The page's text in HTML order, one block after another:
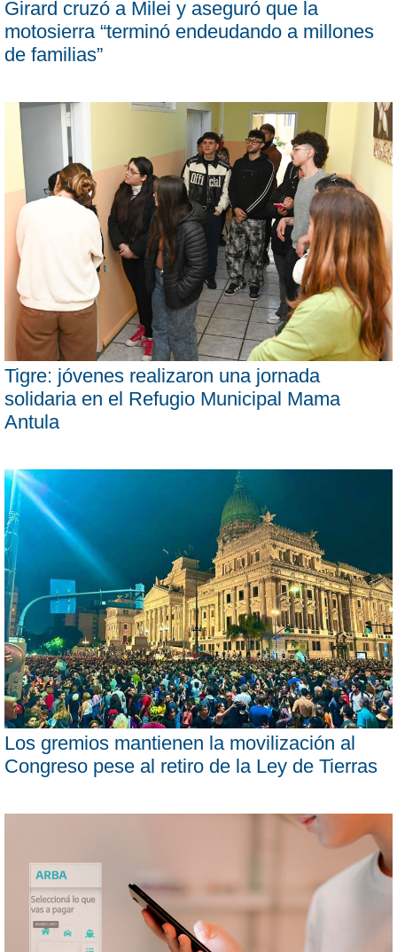
Girard cruzó a Milei y aseguró que la
motosierra “terminó endeudando a millones
de familias”
Tigre: jóvenes realizaron una jornada
solidaria en el Refugio Municipal Mama
Antula
Los gremios mantienen la movilización al
Congreso pese al retiro de la Ley de Tierras